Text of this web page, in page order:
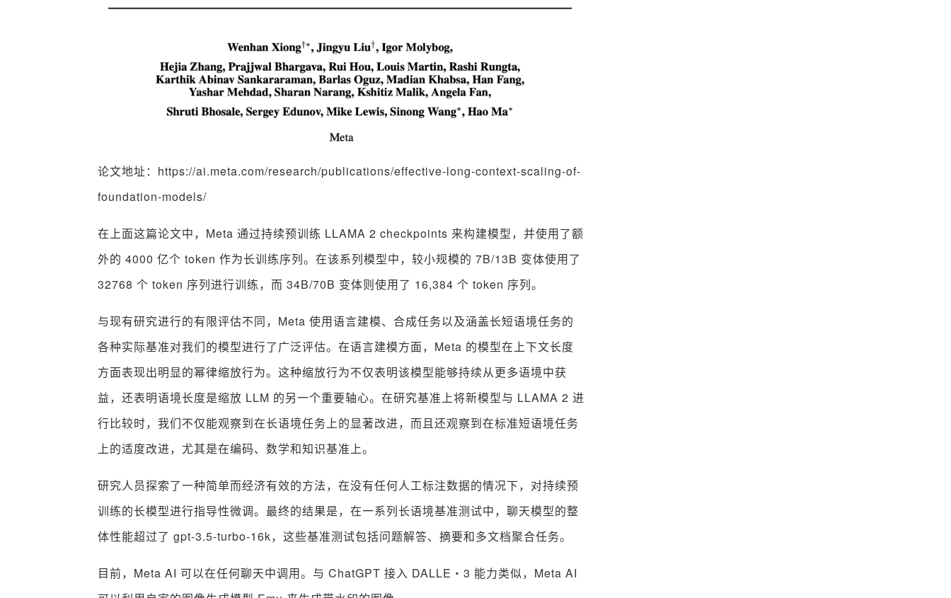
论文地址：https://ai.meta.com/research/publications/effective-long-context-scaling-of-
foundation-models/
在上面这篇论文中，Meta 通过持续预训练 LLAMA 2 checkpoints 来构建模型，并使用了额
外的 4000 亿个 token 作为长训练序列。在该系列模型中，较小规模的 7B/13B 变体使用了
32768 个 token 序列进行训练，而 34B/70B 变体则使用了 16,384 个 token 序列。
与现有研究进行的有限评估不同，Meta 使用语言建模、合成任务以及涵盖长短语境任务的
各种实际基准对我们的模型进行了广泛评估。在语言建模方面，Meta 的模型在上下文长度
方面表现出明显的幂律缩放行为。这种缩放行为不仅表明该模型能够持续从更多语境中获
益，还表明语境长度是缩放 LLM 的另一个重要轴心。在研究基准上将新模型与 LLAMA 2 进
行比较时，我们不仅能观察到在长语境任务上的显著改进，而且还观察到在标准短语境任务
上的适度改进，尤其是在编码、数学和知识基准上。
研究人员探索了一种简单而经济有效的方法，在没有任何人工标注数据的情况下，对持续预
训练的长模型进行指导性微调。最终的结果是，在一系列长语境基准测试中，聊天模型的整
体性能超过了 gpt-3.5-turbo-16k，这些基准测试包括问题解答、摘要和多文档聚合任务。
目前，Meta AI 可以在任何聊天中调用。与 ChatGPT 接入 DALLE・3 能力类似，Meta AI